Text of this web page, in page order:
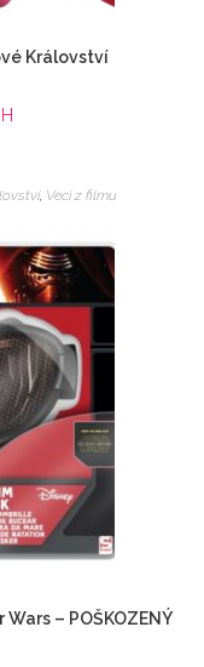
Království
, Veci z filmu
– POŠKOZENÝ